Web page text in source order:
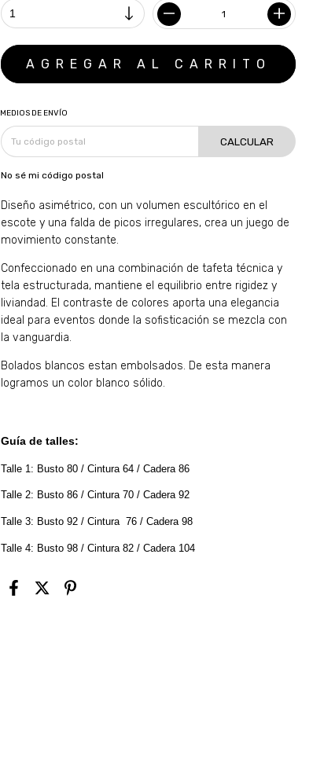
MEDIOS DE ENVÍO
CALCULAR
No sé mi código postal
Diseño asimétrico, con un volumen escultórico en el
escote y una falda de picos irregulares, crea un juego de
movimiento constante.
Confeccionado en una combinación de tafeta técnica y
tela estructurada, mantiene el equilibrio entre rigidez y
liviandad. El contraste de colores aporta una elegancia
ideal para eventos donde la sofisticación se mezcla con
la vanguardia.
Bolados blancos estan embolsados. De esta manera
logramos un color blanco sólido.
Guía de talles:
Talle 1: Busto 80 / Cintura 64 / Cadera 86
Talle 2: Busto 86 / Cintura 70 / Cadera 92
Talle 3: Busto 92 / Cintura 76 / Cadera 98
Talle 4: Busto 98 / Cintura 82 / Cadera 104